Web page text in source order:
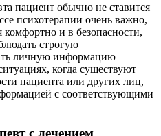
пациент обычно не ставится
психотерапии очень важно,
комфортно и в безопасности,
строгую
личную информацию
когда существуют
пациента или других лиц,
с соответствующими
с лечением